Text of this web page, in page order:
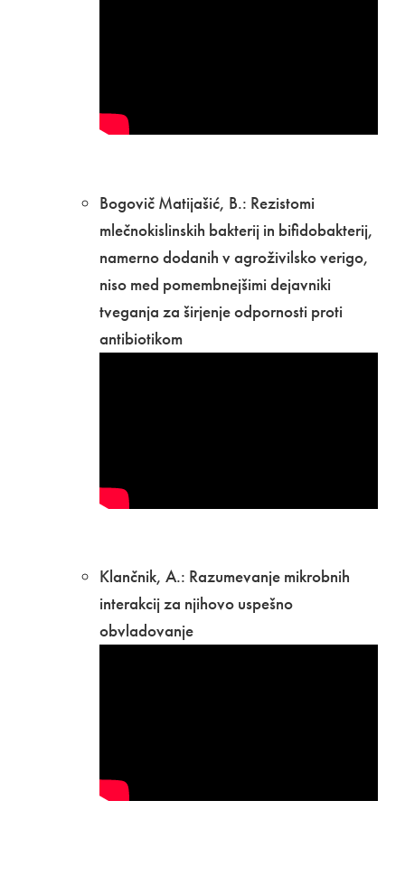
Bogovič Matijašić, B.: Rezistomi
mlečnokislinskih bakterij in bifidobakterij,
namerno dodanih v agroživilsko verigo,
niso med pomembnejšimi dejavniki
tveganja za širjenje odpornosti proti
antibiotikom
Klančnik, A.: Razumevanje mikrobnih
interakcij za njihovo uspešno
obvladovanje